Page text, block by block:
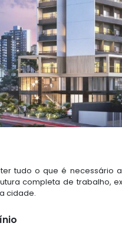
tudo o que é necessário
completa de trabalho,
cidade.